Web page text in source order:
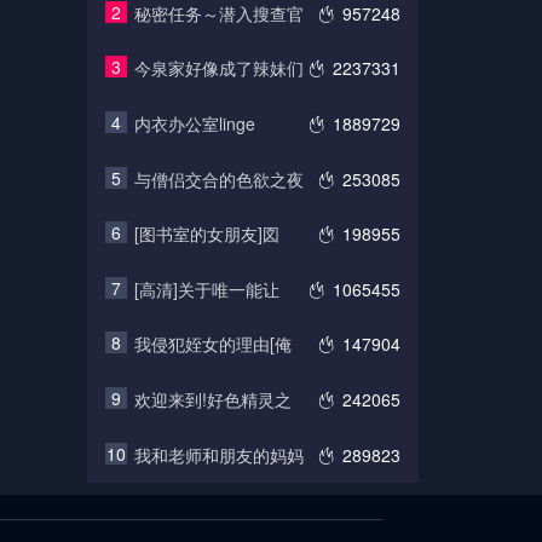
2 957248
秘密任务～潜入搜查官
3 2237331
今泉家好像成了辣妹们
4 1889729
内衣办公室linge
5 253085
与僧侣交合的色欲之夜
6 198955
[图书室的女朋友]図
7 1065455
[高清]关于唯一能让
8 147904
我侵犯姪女的理由[俺
9 242065
欢迎来到!好色精灵之
10 289823
我和老师和朋友的妈妈